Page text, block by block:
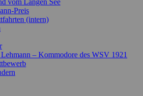
vom Langen See
Preis
(intern)
– Kommodore des WSV 1921